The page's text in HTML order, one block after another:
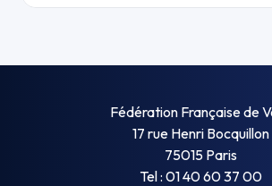
Fédération Française de
17 rue Henri Bocquillon
75015 Paris
Tel : 01 40 60 37 00